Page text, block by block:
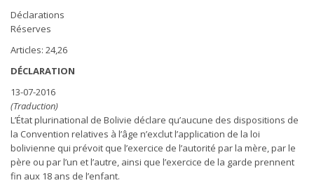
Déclarations
Réserves
Articles: 24,26
DÉCLARATION
13-07-2016
(Traduction)
L’État plurinational de Bolivie déclare qu’aucune des dispositions de
la Convention relatives à l’âge n’exclut l’application de la loi
bolivienne qui prévoit que l’exercice de l’autorité par la mère, par le
père ou par l’un et l’autre, ainsi que l’exercice de la garde prennent
fin aux 18 ans de l’enfant.